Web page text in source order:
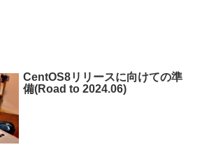
CentOS8リリースに向けての準
備(Road to 2024.06)